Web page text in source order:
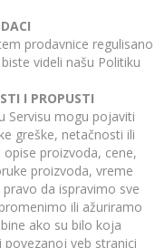
prodavnice regulisano
videli našu Politiku
I PROPUSTI
Servisu mogu pojaviti
greške, netačnosti ili
proizvoda, cene,
proizvoda, vreme
da ispravimo sve
ili ažuriramo
ako su bilo koja
veb stranici